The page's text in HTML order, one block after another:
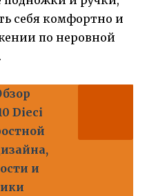
себя комфортно и
по неровной
Dieci
и